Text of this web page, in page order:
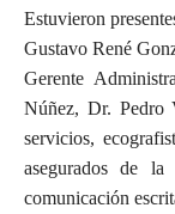
Estuvieron
Gustavo René
Gerente
Núñez, Dr. Pedro
servicios,
asegurados de
comunicación